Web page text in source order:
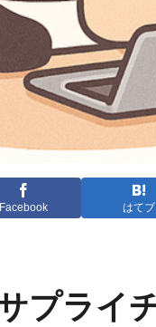
Facebook はてブ
プライ